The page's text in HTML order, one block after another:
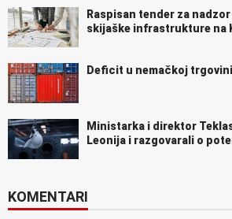
Raspisan tender za
skijaške infrastrukture na
Deficit u nemačkoj
Ministarka i direktor
Leonija i razgovarali o
KOMENTARI